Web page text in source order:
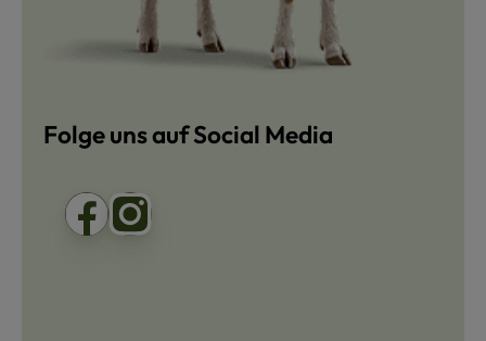
Folge uns auf Social Media